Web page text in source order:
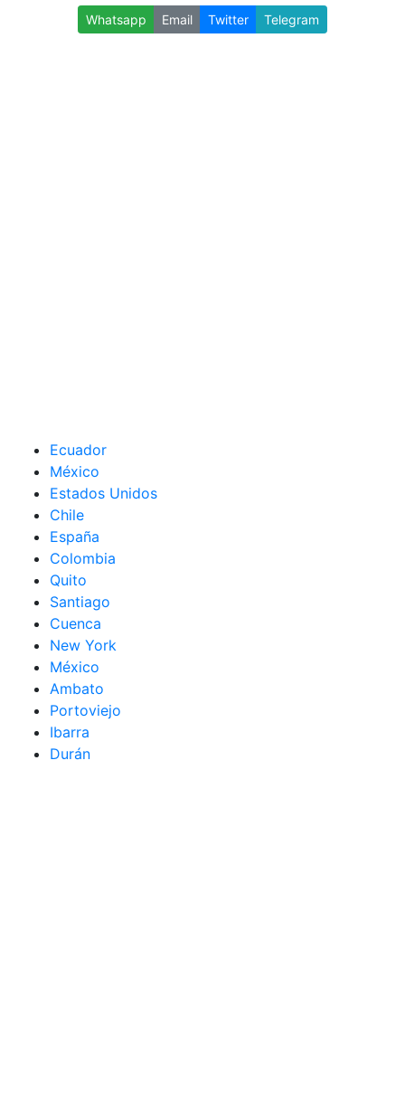
Whatsapp Email Twitter Telegram
Ecuador
México
Estados Unidos
Chile
España
Colombia
Quito
Santiago
Cuenca
New York
México
Ambato
Portoviejo
Ibarra
Durán